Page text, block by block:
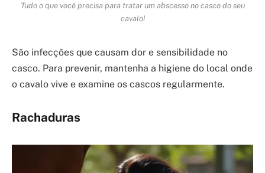
Tudo o que você precisa para tratar um abscesso no casco do seu
cavalo!
São infecções que causam dor e sensibilidade no
casco. Para prevenir, mantenha a higiene do local onde
o cavalo vive e examine os cascos regularmente.
Rachaduras